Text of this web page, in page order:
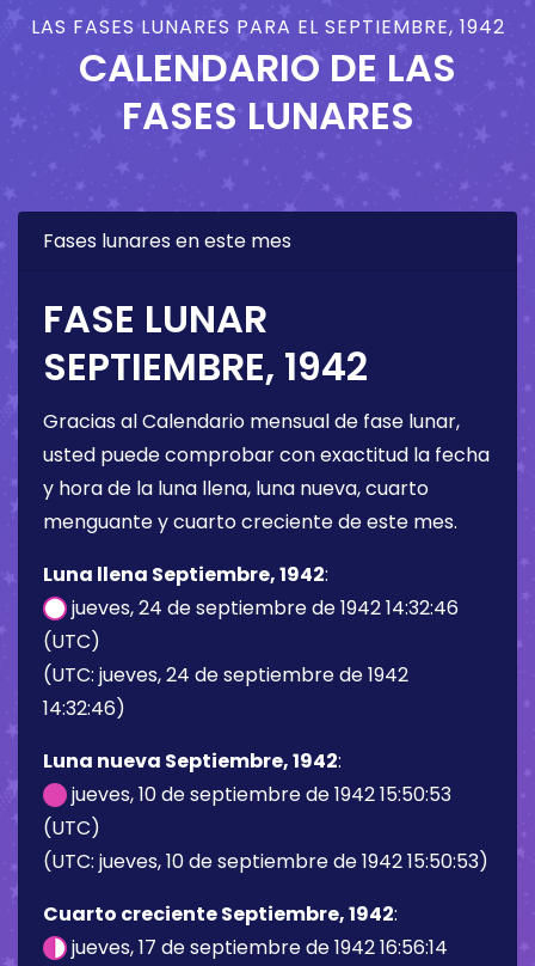
LAS FASES LUNARES PARA EL SEPTIEMBRE, 1942
CALENDARIO DE LAS
FASES LUNARES
Fases lunares en este mes
FASE LUNAR
SEPTIEMBRE, 1942
Gracias al Calendario mensual de fase lunar,
usted puede comprobar con exactitud la fecha
y hora de la luna llena, luna nueva, cuarto
menguante y cuarto creciente de este mes.
Luna llena Septiembre, 1942:
jueves, 24 de septiembre de 1942 14:32:46
(UTC)
(UTC: jueves, 24 de septiembre de 1942
14:32:46)
Luna nueva Septiembre, 1942:
jueves, 10 de septiembre de 1942 15:50:53
(UTC)
(UTC: jueves, 10 de septiembre de 1942 15:50:53)
Cuarto creciente Septiembre, 1942:
jueves, 17 de septiembre de 1942 16:56:14